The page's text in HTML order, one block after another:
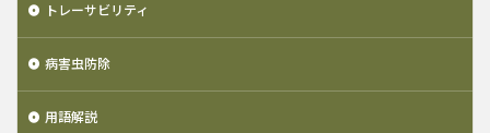
トレーサビリティ
病害虫防除
用語解説